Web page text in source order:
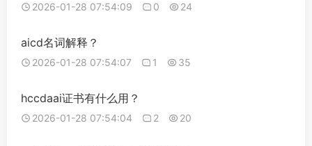
2026-01-28 07:54:09 0 24
aicd名词解释？
2026-01-28 07:54:07 1 35
hccdaai证书有什么用？
2026-01-28 07:54:04 2 20